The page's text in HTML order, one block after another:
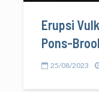
Erupsi
Pons-
25/08/2023